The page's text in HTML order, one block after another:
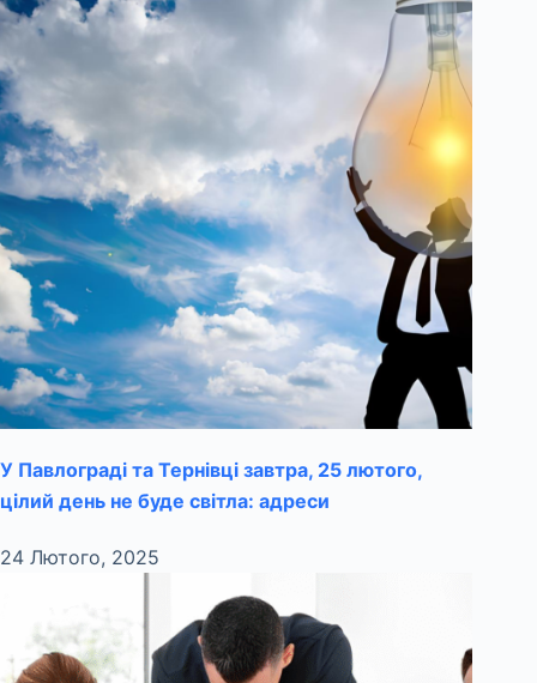
У Павлограді та Тернівці завтра, 25 лютого,
цілий день не буде світла: адреси
24 Лютого, 2025